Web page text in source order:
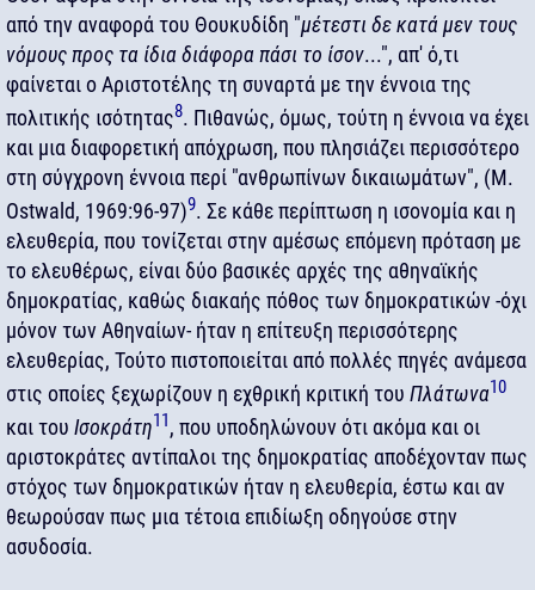
από την αναφορά του Θουκυδίδη "μέτεστι δε κατά μεν τους
νόμους προς τα ίδια διάφορα πάσι το ίσον...", απ' ό,τι
φαίνεται ο Αριστοτέλης τη συναρτά με την έννοια της
πολιτικής ισότητας8. Πιθανώς, όμως, τούτη η έννοια να έχει
και μια διαφορετική απόχρωση, που πλησιάζει περισσότερο
στη σύγχρονη έννοια περί "ανθρωπίνων δικαιωμάτων", (Μ.
Ostwald, 1969:96-97)9. Σε κάθε περίπτωση η ισονομία και η
ελευθερία, που τονίζεται στην αμέσως επόμενη πρόταση με
το ελευθέρως, είναι δύο βασικές αρχές της αθηναϊκής
δημοκρατίας, καθώς διακαής πόθος των δημοκρατικών -όχι
μόνον των Αθηναίων- ήταν η επίτευξη περισσότερης
ελευθερίας, Τούτο πιστοποιείται από πολλές πηγές ανάμεσα
στις οποίες ξεχωρίζουν η εχθρική κριτική του Πλάτωνα10
και του Ισοκράτη11, που υποδηλώνουν ότι ακόμα και οι
αριστοκράτες αντίπαλοι της δημοκρατίας αποδέχονταν πως
στόχος των δημοκρατικών ήταν η ελευθερία, έστω και αν
θεωρούσαν πως μια τέτοια επιδίωξη οδηγούσε στην
ασυδοσία.